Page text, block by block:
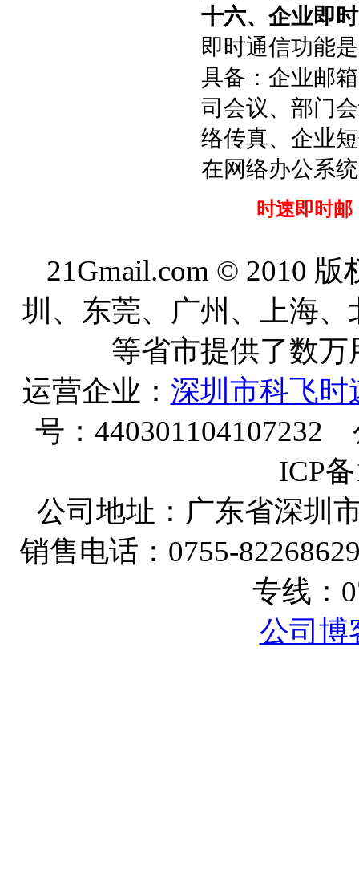
十六、企业即
即时通信功能
具备：企业邮
司会议、部门
络传真、企业
在网络办公系
时速即时
21Gmail.com © 2010
圳、东莞、广州、上海
等省市提供了数万
运营企业： 深圳市科飞时
号：440301104107232
ICP
公司地址：广东省深圳
销售电话： 0755-
专线：
公司博